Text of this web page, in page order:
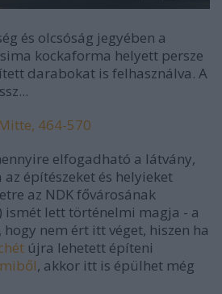
és olcsóság jegyében a
kockaforma helyett persze
darabokat is felhasználva. A
elfogadható a látvány,
építészeket és helyieket
az NDK fővárosának
ismét lett történelmi magja - a
nem ért itt véget, hiszen ha
újra lehetett építeni
, akkor itt is épülhet még